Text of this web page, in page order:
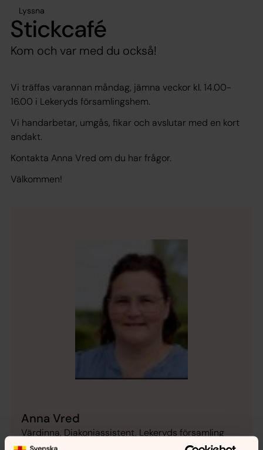
Lyssna
Stickcafé
Kom och var med du också!
Vi träffas varannan måndag, jämna veckor kl. 14.00-
16.00 i Lekeryds församlingshem.
Vi handarbetar, umgås, fikar och avslutar med en kort
andakt.
Kontakta Anna Vred om du har frågor.
Välkommen!
Anna Vred
Värdinna, Diakoniassistent, Lekeryds församling